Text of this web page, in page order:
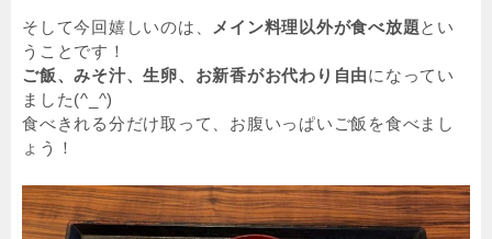
そして今回嬉しいのは、 メイン料理以外が食べ放題とい
うことです！
ご飯、みそ汁、生卵、お新香がお代わり自由になってい
ました(^_^)
食べきれる分だけ取って、お腹いっぱいご飯を食べまし
ょう！